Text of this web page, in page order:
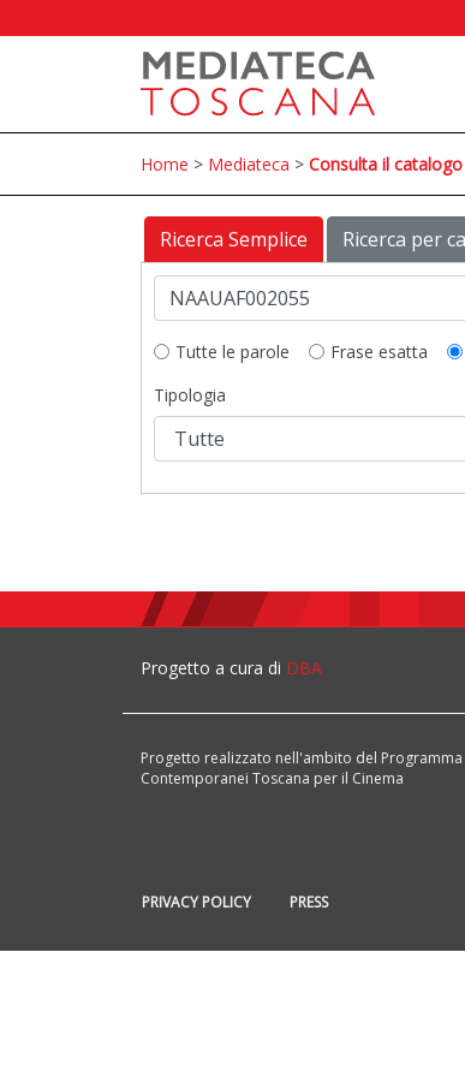
Home > Mediateca > Consulta il catalogo
Ricerca Semplice Ricerca per
Tutte le parole Frase esatta
Tipologia
Progetto a cura di DBA
Progetto realizzato nell'ambito del Programma
Contemporanei Toscana per il Cinema
PRIVACY POLICY PRESS